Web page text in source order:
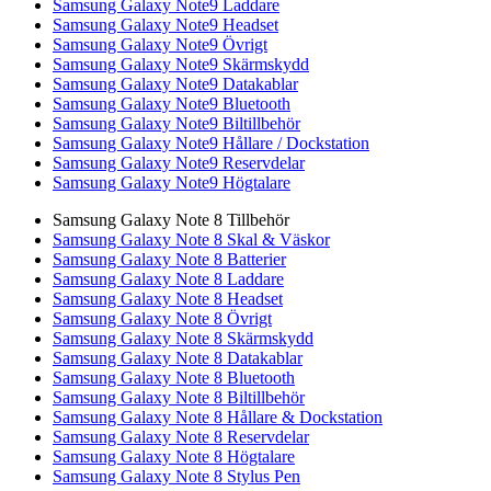
Samsung Galaxy Note9 Laddare
Samsung Galaxy Note9 Headset
Samsung Galaxy Note9 Övrigt
Samsung Galaxy Note9 Skärmskydd
Samsung Galaxy Note9 Datakablar
Samsung Galaxy Note9 Bluetooth
Samsung Galaxy Note9 Biltillbehör
Samsung Galaxy Note9 Hållare / Dockstation
Samsung Galaxy Note9 Reservdelar
Samsung Galaxy Note9 Högtalare
Samsung Galaxy Note 8 Tillbehör
Samsung Galaxy Note 8 Skal & Väskor
Samsung Galaxy Note 8 Batterier
Samsung Galaxy Note 8 Laddare
Samsung Galaxy Note 8 Headset
Samsung Galaxy Note 8 Övrigt
Samsung Galaxy Note 8 Skärmskydd
Samsung Galaxy Note 8 Datakablar
Samsung Galaxy Note 8 Bluetooth
Samsung Galaxy Note 8 Biltillbehör
Samsung Galaxy Note 8 Hållare & Dockstation
Samsung Galaxy Note 8 Reservdelar
Samsung Galaxy Note 8 Högtalare
Samsung Galaxy Note 8 Stylus Pen